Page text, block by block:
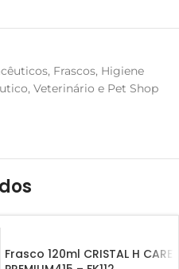
, Frascos, Higiene
, Veterinário e Pet Shop
Frasco 120ml CRISTAL H CARE